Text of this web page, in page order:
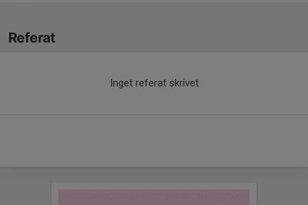
Referat
Inget referat skrivet